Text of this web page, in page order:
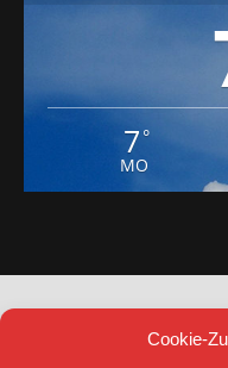
Cookie-
7 °
MO